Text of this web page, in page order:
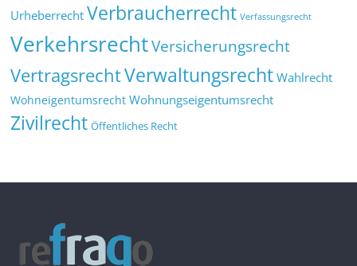
Urheberrecht Verbraucherrecht Verfassungsrecht
VerkehrsrechtVersicherungsrecht
VertragsrechtVerwaltungsrecht Wahlrecht
Wohneigentumsrecht Wohnungseigentumsrecht
Zivilrecht Öffentliches Recht